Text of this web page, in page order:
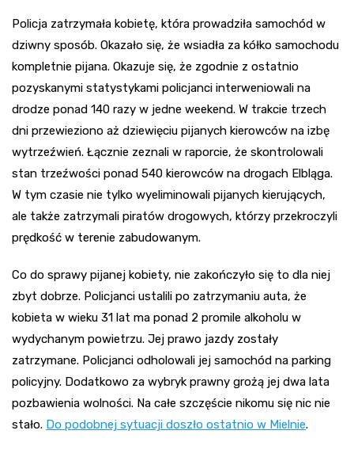
Policja zatrzymała kobietę, która prowadziła samochód w
dziwny sposób. Okazało się, że wsiadła za kółko samochodu
kompletnie pijana. Okazuje się, że zgodnie z ostatnio
pozyskanymi statystykami policjanci interweniowali na
drodze ponad 140 razy w jedne weekend. W trakcie trzech
dni przewieziono aż dziewięciu pijanych kierowców na izbę
wytrzeźwień. Łącznie zeznali w raporcie, że skontrolowali
stan trzeźwości ponad 540 kierowców na drogach Elbląga.
W tym czasie nie tylko wyeliminowali pijanych kierujących,
ale także zatrzymali piratów drogowych, którzy przekroczyli
prędkość w terenie zabudowanym.
Co do sprawy pijanej kobiety, nie zakończyło się to dla niej
zbyt dobrze. Policjanci ustalili po zatrzymaniu auta, że
kobieta w wieku 31 lat ma ponad 2 promile alkoholu w
wydychanym powietrzu. Jej prawo jazdy zostały
zatrzymane. Policjanci odholowali jej samochód na parking
policyjny. Dodatkowo za wybryk prawny grożą jej dwa lata
pozbawienia wolności. Na całe szczęście nikomu się nic nie
stało. Do podobnej sytuacji doszło ostatnio w Mielnie.